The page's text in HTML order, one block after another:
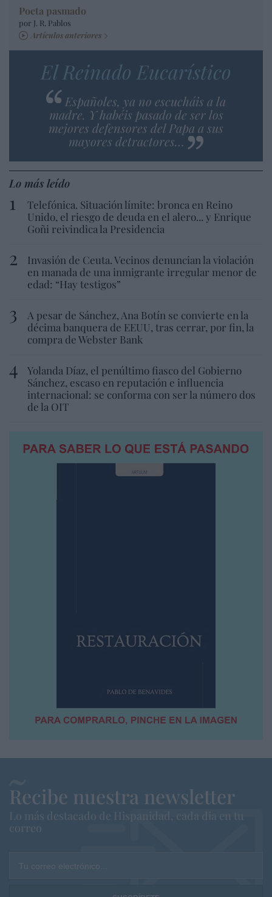
Poeta pasmado
por J. R. Pablos
Artículos anteriores
El Reinado Eucarístico
Españoles, ya no escucháis a la
madre. Y habéis pasado de ser los
mejores defensores del Papa a sus
mayores detractores…
Lo más leído
Telefónica. Situación límite: bronca en Reino
Unido, el riesgo de deuda en el alero... y Enrique
Goñi reivindica la Presidencia
Invasión de Ceuta. Vecinos denuncian la violación
en manada de una inmigrante irregular menor de
edad: “Hay testigos”
A pesar de Sánchez, Ana Botín se convierte en la
décima banquera de EEUU, tras cerrar, por fin, la
compra de Webster Bank
Yolanda Díaz, el penúltimo fiasco del Gobierno
Sánchez, escaso en reputación e influencia
internacional: se conforma con ser la número dos
de la OIT
Recibe nuestra newsletter
Lo más destacado de Hispanidad, cada dia en tu
correo
Tu correo electrónico...